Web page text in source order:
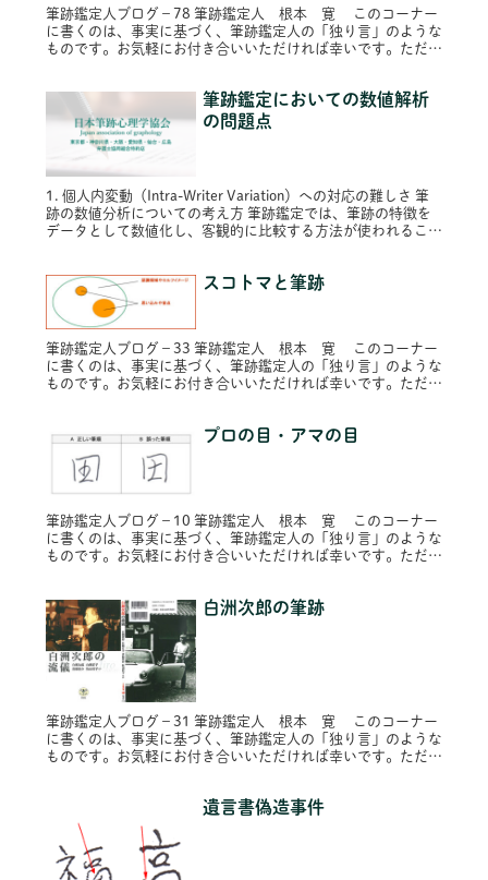
筆跡鑑定人ブログ－78 筆跡鑑定人 根本 寛 このコーナー
に書くのは、事実に基づく、筆跡鑑定人の「独り言」のような
ものです。お気軽にお付き合いいただければ幸いです。ただ
筆跡鑑定においての数値解析
の問題点
1. 個人内変動（Intra-Writer Variation）への対応の難しさ 筆
跡の数値分析についての考え方 筆跡鑑定では、筆跡の特徴を
データとして数値化し、客観的に比較する方法が使われること
スコトマと筆跡
筆跡鑑定人ブログ－33 筆跡鑑定人 根本 寛 このコーナー
に書くのは、事実に基づく、筆跡鑑定人の「独り言」のような
ものです。お気軽にお付き合いいただければ幸いです。ただ
プロの目・アマの目
筆跡鑑定人ブログ－10 筆跡鑑定人 根本 寛 このコーナー
に書くのは、事実に基づく、筆跡鑑定人の「独り言」のような
ものです。お気軽にお付き合いいただければ幸いです。ただ
白洲次郎の筆跡
筆跡鑑定人ブログ－31 筆跡鑑定人 根本 寛 このコーナー
に書くのは、事実に基づく、筆跡鑑定人の「独り言」のような
ものです。お気軽にお付き合いいただければ幸いです。ただ
遺言書偽造事件